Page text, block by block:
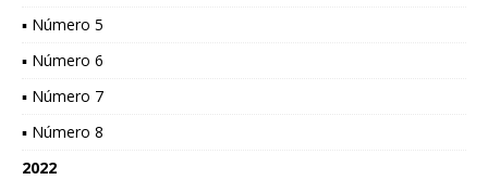
▪ Número 5
▪ Número 6
▪ Número 7
▪ Número 8
2022